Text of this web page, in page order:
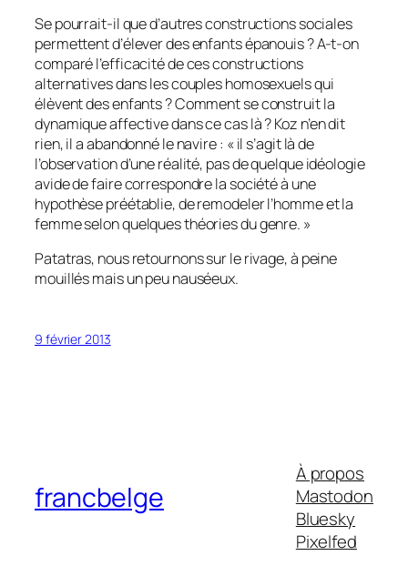
Se pourrait-il que d’autres constructions sociales
permettent d’élever des enfants épanouis ? A-t-on
comparé l’efficacité de ces constructions
alternatives dans les couples homosexuels qui
élèvent des enfants ? Comment se construit la
dynamique affective dans ce cas là ? Koz n’en dit
rien, il a abandonné le navire : «il s’agit là de
l’observation d’une réalité, pas de quelque idéologie
avide de faire correspondre la société à une
hypothèse préétablie, de remodeler l’homme et la
femme selon quelques théories du genre. »
Patatras, nous retournons sur le rivage, à peine
mouillés mais un peu nauséeux.
9 février 2013
francbelge
À propos
Mastodon
Bluesky
Pixelfed